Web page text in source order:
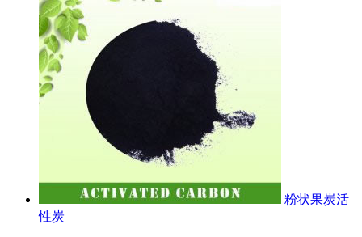
粉状果炭活
性炭